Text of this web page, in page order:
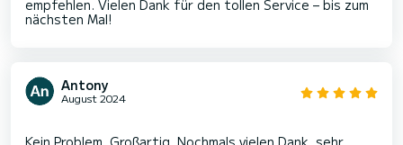
empfehlen. Vielen Dank für den tollen Service – bis zum
nächsten Mal!
Antony
August 2024